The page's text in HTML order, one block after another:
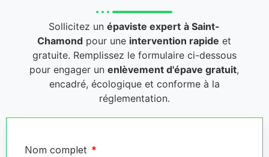
Sollicitez unépaviste expert à Saint-
Chamond pour une intervention rapide et
gratuite. Remplissez le formulaire ci-dessous
pour engager unenlèvement d'épave gratuit,
encadré, écologique et conforme à la
réglementation.
Nom complet